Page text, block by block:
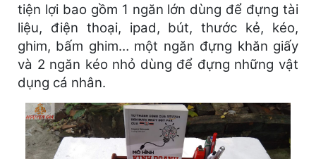
tiện lợi bao gồm 1 ngăn lớn dùng để đựng tài
liệu, điện thoại, ipad, bút, thước kẻ, kéo,
ghim, bấm ghim… một ngăn đựng khăn giấy
và 2 ngăn kéo nhỏ dùng để đựng những vật
dụng cá nhân.